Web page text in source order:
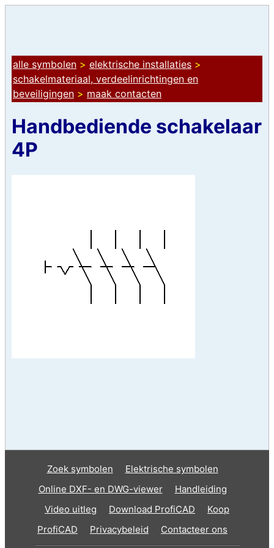
alle symbolen > elektrische installaties >
schakelmateriaal, verdeelinrichtingen en
beveiligingen > maak contacten
Handbediende schakelaar
4P
Zoek symbolen
Elektrische symbolen
Online DXF- en DWG-viewer
Handleiding
Video uitleg
Download ProfiCAD
Koop
ProfiCAD
Privacybeleid Contacteer ons